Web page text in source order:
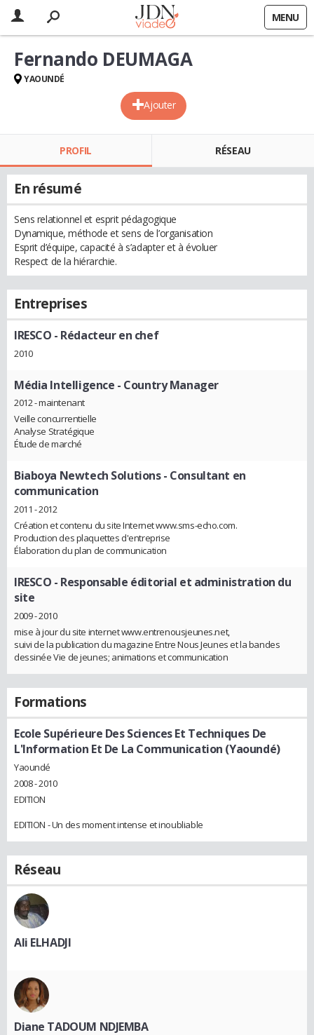
MENU
Ajouter
Fernando DEUMAGA
YAOUNDÉ
PROFIL RÉSEAU
En résumé
Sens relationnel et esprit pédagogique
Dynamique, méthode et sens de l’organisation
Esprit d’équipe, capacité à s’adapter et à évoluer
Respect de la hiérarchie.
Entreprises
IRESCO - Rédacteur en chef
2010
Média Intelligence - Country Manager
2012 - maintenant
Veille concurrentielle
Analyse Stratégique
Étude de marché
Biaboya Newtech Solutions- Consultant en
communication
2011 - 2012
Création et contenu du site Internet www.sms-echo.com.
Production des plaquettes d'entreprise
Élaboration du plan de communication
IRESCO - Responsable éditorial et administration du
site
2009 - 2010
mise à jour du site internet www.entrenousjeunes.net,
suivi de la publication du magazine Entre Nous Jeunes et la bandes
dessinée Vie de jeunes; animations et communication
Formations
Ecole Supérieure Des Sciences Et Techniques De
L'Information Et De La Communication (Yaoundé)
Yaoundé
2008 - 2010
EDITION
EDITION - Un des moment intense et inoubliable
Réseau
Ali ELHADJI
Diane TADOUM NDJEMBA